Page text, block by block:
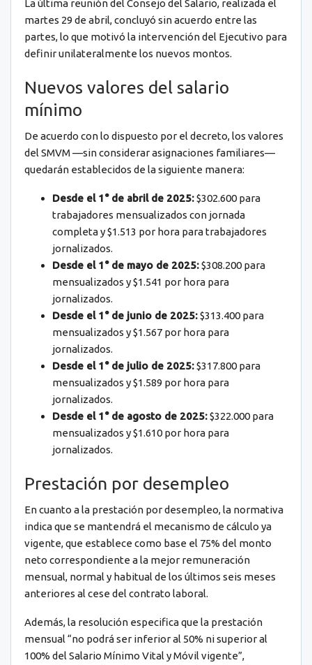
La última reunión del Consejo del Salario, realizada el
martes 29 de abril, concluyó sin acuerdo entre las
partes, lo que motivó la intervención del Ejecutivo para
definir unilateralmente los nuevos montos.
Nuevos valores del salario
mínimo
De acuerdo con lo dispuesto por el decreto, los valores
del SMVM —sin considerar asignaciones familiares—
quedarán establecidos de la siguiente manera:
Desde el 1° de abril de 2025:$302.600 para
trabajadores mensualizados con jornada
completa y $1.513 por hora para trabajadores
jornalizados.
Desde el 1° de mayo de 2025:$308.200 para
mensualizados y $1.541 por hora para
jornalizados.
Desde el 1° de junio de 2025:$313.400 para
mensualizados y $1.567 por hora para
jornalizados.
Desde el 1° de julio de 2025:$317.800 para
mensualizados y $1.589 por hora para
jornalizados.
Desde el 1° de agosto de 2025:$322.000 para
mensualizados y $1.610 por hora para
jornalizados.
Prestación por desempleo
En cuanto a la prestación por desempleo, la normativa
indica que se mantendrá el mecanismo de cálculo ya
vigente, que establece como base el 75% del monto
neto correspondiente a la mejor remuneración
mensual, normal y habitual de los últimos seis meses
anteriores al cese del contrato laboral.
Además, la resolución especifica que la prestación
mensual “no podrá ser inferior al 50% ni superior al
100% del Salario Mínimo Vital y Móvil vigente”,